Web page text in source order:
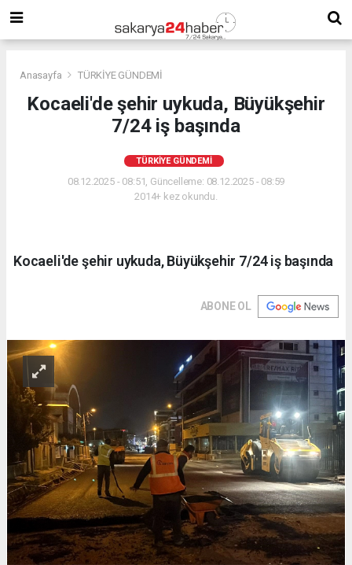
Anasayfa TÜRKİYE GÜNDEMİ
Kocaeli'de şehir uykuda, Büyükşehir
7/24 iş başında
TÜRKİYE GÜNDEMİ
08.12.2025 - 08:51, Güncelleme: 08.12.2025 - 08:59
2014+ kez okundu.
Kocaeli'de şehir uykuda, Büyükşehir 7/24 iş başında
ABONE OL